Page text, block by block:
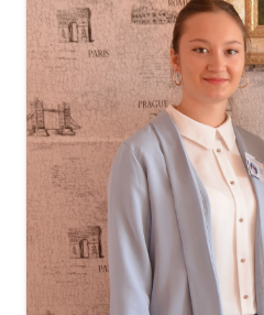
Informație
privind
veniturile
cheltuielile
colegiului
Resurse
Umane